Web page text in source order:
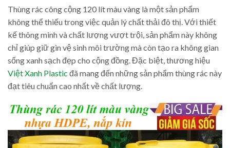
Thùng rác công cộng 120 lít màu vàng là một sản phẩm
không thể thiếu trong việc quản lý chất thải đô thị. Với thiết
kế thông minh và chất lượng vượt trội, sản phẩm này không
chỉ giúp giữ gìn vệ sinh môi trường mà còn tạo ra không gian
sống xanh sạch đẹp cho cộng đồng. Đặc biệt, thương hiệu
Việt Xanh Plastic đã mang đến những sản phẩm thùng rác này
đạt tiêu chuẩn cao nhất về chất lượng.